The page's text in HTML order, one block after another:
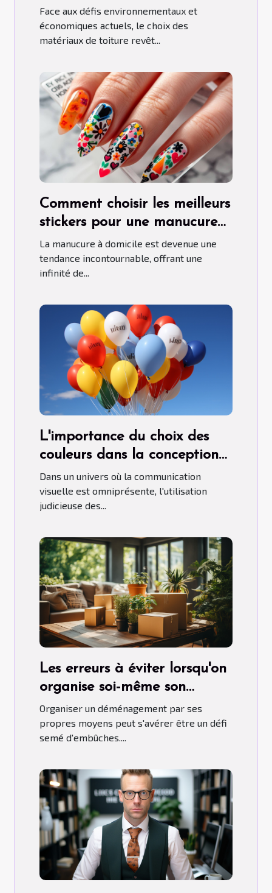
aujourd'hui
Face aux défis environnementaux et
économiques actuels, le choix des
matériaux de toiture revêt...
Comment choisir les meilleurs
stickers pour une manucure
maison parfaite
La manucure à domicile est devenue une
tendance incontournable, offrant une
infinité de...
L'importance du choix des
couleurs dans la conception
de ballons publicitaires
hélium.
Dans un univers où la communication
visuelle est omniprésente, l'utilisation
judicieuse des...
Les erreurs à éviter lorsqu'on
organise soi-même son
déménagement
Organiser un déménagement par ses
propres moyens peut s'avérer être un défi
semé d'embûches....